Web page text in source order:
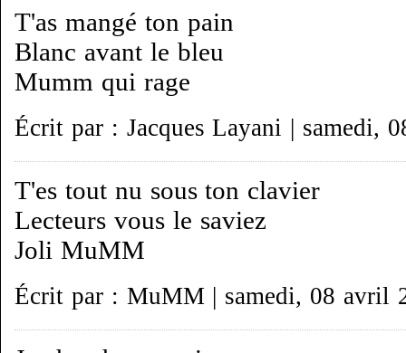
T'as mangé ton pain
Blanc avant le bleu
Mumm qui rage
Écrit par : Jacques Layani | samedi,
T'es tout nu sous ton clavier
Lecteurs vous le saviez
Joli MuMM
Écrit par : MuMM | samedi, 08 avril